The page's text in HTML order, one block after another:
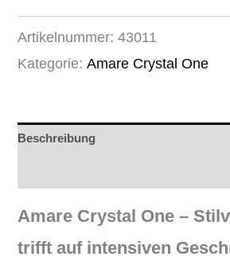
Artikelnummer:43011
Kategorie:Amare Crystal One
Beschreibung
Amare Crystal One –
trifft auf intensiven